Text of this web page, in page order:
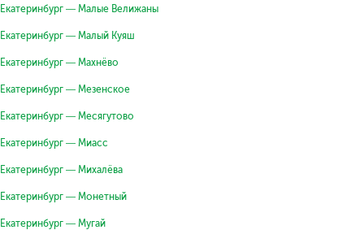
Екатеринбург — Малые Велижаны
Екатеринбург — Малый Куяш
Екатеринбург — Махнёво
Екатеринбург — Мезенское
Екатеринбург — Месягутово
Екатеринбург — Миасс
Екатеринбург — Михалёва
Екатеринбург — Монетный
Екатеринбург — Мугай